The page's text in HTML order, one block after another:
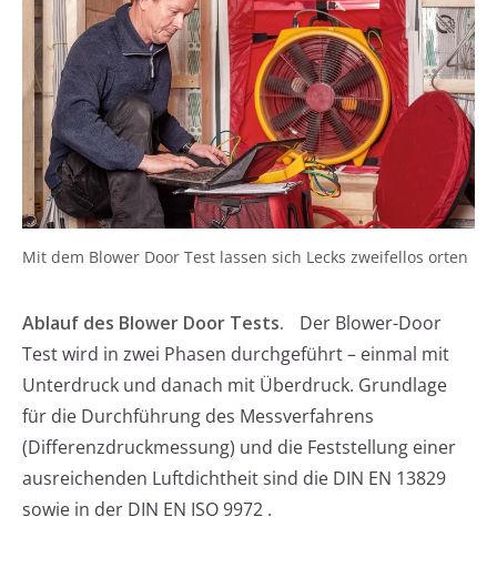
Mit dem Blower Door Test lassen sich Lecks zweifellos orten
Ablauf des Blower Door Tests.
Der Blower-Door
Test wird in zwei Phasen durchgeführt – einmal mit
Unterdruck und danach mit Überdruck. Grundlage
für die Durchführung des Messverfahrens
(Differenzdruckmessung) und die Feststellung einer
ausreichenden Luftdichtheit sind die DIN EN 13829
sowie in der DIN EN ISO 9972 .